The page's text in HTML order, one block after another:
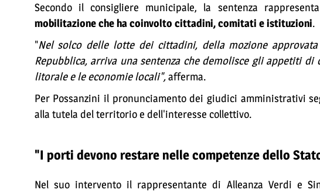
Secondo il consigliere municipale, la sentenza
mobilitazione che ha coinvolto cittadini, comitati e istituzioni.
"Nel solco delle lotte dei cittadini, della mozione
Repubblica, arriva una sentenza che demolisce gli appetiti
litorale e le economie locali",afferma.
Per Possanzini il pronunciamento dei giudici amministrativi
alla tutela del territorio e dell'interesse collettivo.
"I porti devono restare nelle competenze dello
Nel suo intervento il rappresentante di Alleanza Verdi e